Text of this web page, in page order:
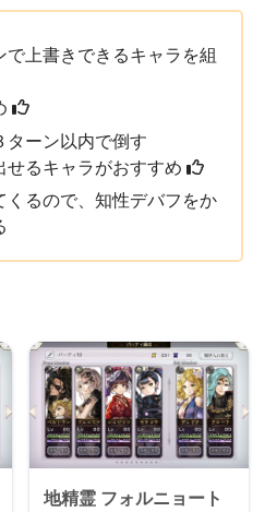
で上書きできるキャラを組
ターン以内で倒す
せるキャラがおすすめ
くるので、知性デバフをか
地精霊 フォルニョート